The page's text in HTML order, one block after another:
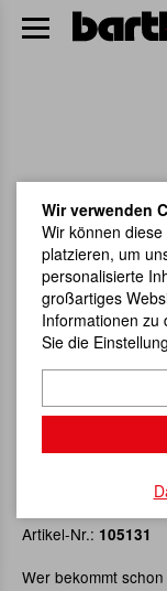
Artikel-Nr.: 105131
Wer bekommt
Wir verwenden
Wir können
platzieren, um
personalisierte
großartiges
Informationen zu
Sie die